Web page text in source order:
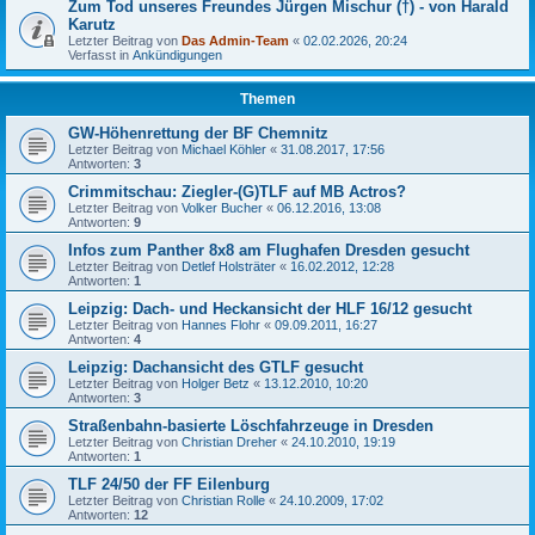
Zum Tod unseres Freundes Jürgen Mischur (†) - von Harald
Karutz
Letzter Beitrag von Das Admin-Team « 02.02.2026, 20:24
Verfasst in Ankündigungen
Themen
GW-Höhenrettung der BF Chemnitz
Letzter Beitrag von Michael Köhler « 31.08.2017, 17:56
Antworten: 3
Crimmitschau: Ziegler-(G)TLF auf MB Actros?
Letzter Beitrag von Volker Bucher « 06.12.2016, 13:08
Antworten: 9
Infos zum Panther 8x8 am Flughafen Dresden gesucht
Letzter Beitrag von Detlef Holsträter « 16.02.2012, 12:28
Antworten: 1
Leipzig: Dach- und Heckansicht der HLF 16/12 gesucht
Letzter Beitrag von Hannes Flohr « 09.09.2011, 16:27
Antworten: 4
Leipzig: Dachansicht des GTLF gesucht
Letzter Beitrag von Holger Betz « 13.12.2010, 10:20
Antworten: 3
Straßenbahn-basierte Löschfahrzeuge in Dresden
Letzter Beitrag von Christian Dreher « 24.10.2010, 19:19
Antworten: 1
TLF 24/50 der FF Eilenburg
Letzter Beitrag von Christian Rolle « 24.10.2009, 17:02
Antworten: 12